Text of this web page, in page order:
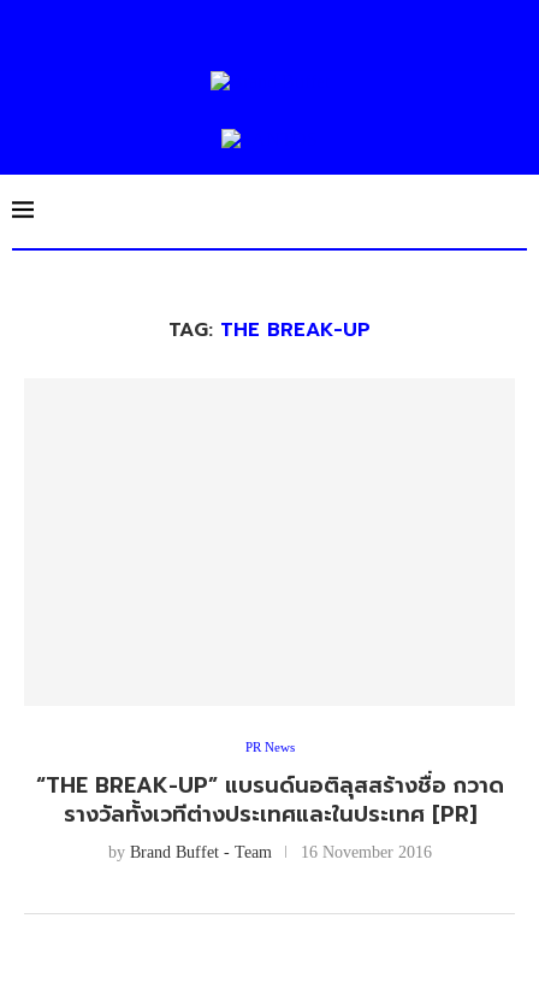
TAG: THE BREAK-UP
PR News
“THE BREAK-UP” แบรนด์นอติลุสสร้างชื่อ กวาด
รางวัลทั้งเวทีต่างประเทศและในประเทศ [PR]
by Brand Buffet - Team 16 November 2016